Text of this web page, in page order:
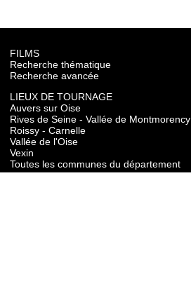
FILMS
Recherche thématique
Recherche avancée
LIEUX DE TOURNAGE
Auvers sur Oise
Rives de Seine - Vallée de Montmorency
Roissy - Carnelle
Vallée de l'Oise
Vexin
Toutes les communes du département